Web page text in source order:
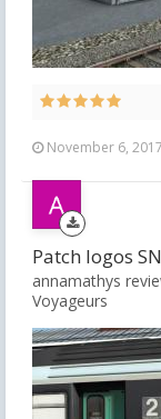
November 6, 2017
Patch logos
annamathys
Voyageurs